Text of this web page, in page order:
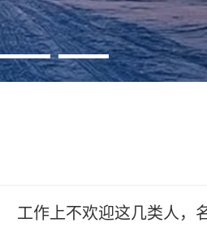
工作上不欢迎这几类人，